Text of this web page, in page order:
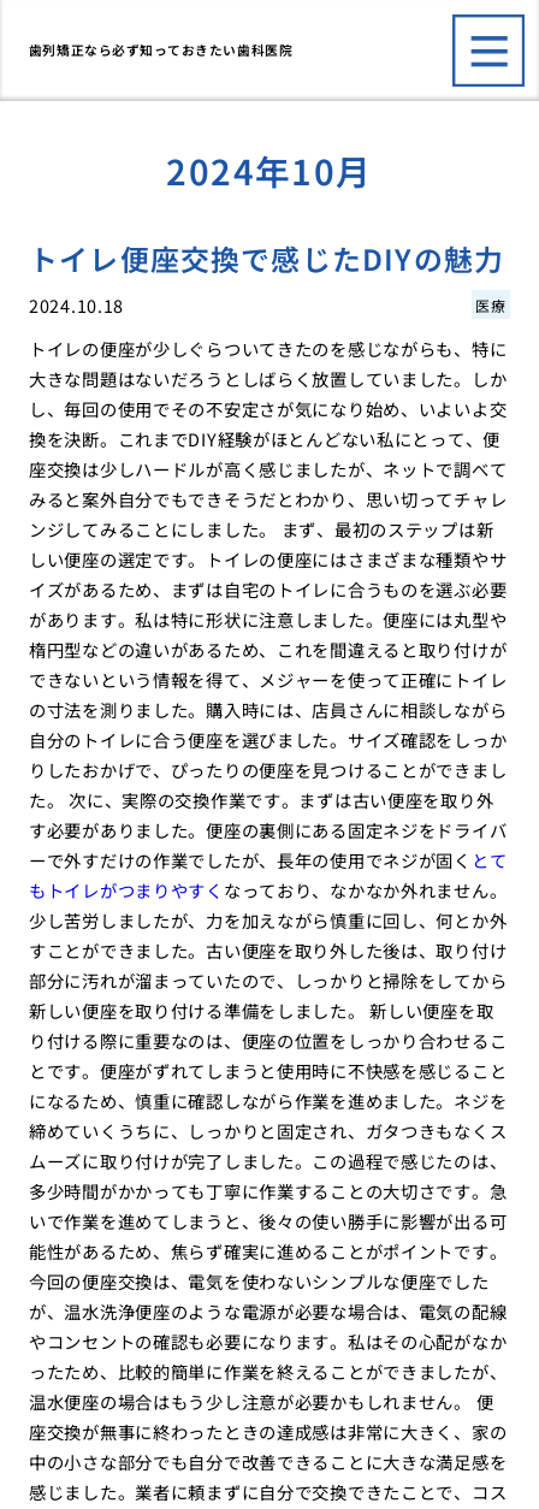
歯列矯正なら必ず知っておきたい歯科医院
2024年10月
トイレ便座交換で感じたDIYの魅力
2024.10.18 医療
トイレの便座が少しぐらついてきたのを感じながらも、特に
大きな問題はないだろうとしばらく放置していました。しか
し、毎回の使用でその不安定さが気になり始め、いよいよ交
換を決断。これまでDIY経験がほとんどない私にとって、便
座交換は少しハードルが高く感じましたが、ネットで調べて
みると案外自分でもできそうだとわかり、思い切ってチャレ
ンジしてみることにしました。 まず、最初のステップは新
しい便座の選定です。トイレの便座にはさまざまな種類やサ
イズがあるため、まずは自宅のトイレに合うものを選ぶ必要
があります。私は特に形状に注意しました。便座には丸型や
楕円型などの違いがあるため、これを間違えると取り付けが
できないという情報を得て、メジャーを使って正確にトイレ
の寸法を測りました。購入時には、店員さんに相談しながら
自分のトイレに合う便座を選びました。サイズ確認をしっか
りしたおかげで、ぴったりの便座を見つけることができまし
た。 次に、実際の交換作業です。まずは古い便座を取り外
す必要がありました。便座の裏側にある固定ネジをドライバ
ーで外すだけの作業でしたが、長年の使用でネジが固く とて
もトイレがつまりやすく なっており、なかなか外れません。
少し苦労しましたが、力を加えながら慎重に回し、何とか外
すことができました。古い便座を取り外した後は、取り付け
部分に汚れが溜まっていたので、しっかりと掃除をしてから
新しい便座を取り付ける準備をしました。 新しい便座を取
り付ける際に重要なのは、便座の位置をしっかり合わせるこ
とです。便座がずれてしまうと使用時に不快感を感じること
になるため、慎重に確認しながら作業を進めました。ネジを
締めていくうちに、しっかりと固定され、ガタつきもなくス
ムーズに取り付けが完了しました。この過程で感じたのは、
多少時間がかかっても丁寧に作業することの大切さです。急
いで作業を進めてしまうと、後々の使い勝手に影響が出る可
能性があるため、焦らず確実に進めることがポイントです。
今回の便座交換は、電気を使わないシンプルな便座でした
が、温水洗浄便座のような電源が必要な場合は、電気の配線
やコンセントの確認も必要になります。私はその心配がなか
ったため、比較的簡単に作業を終えることができましたが、
温水便座の場合はもう少し注意が必要かもしれません。 便
座交換が無事に終わったときの達成感は非常に大きく、家の
中の小さな部分でも自分で改善できることに大きな満足感を
感じました。業者に頼まずに自分で交換できたことで、コス